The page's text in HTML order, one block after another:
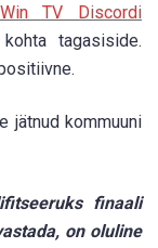
Win TV Discordi
tagasiside.
jätnud kommuuni
finaali
on oluline